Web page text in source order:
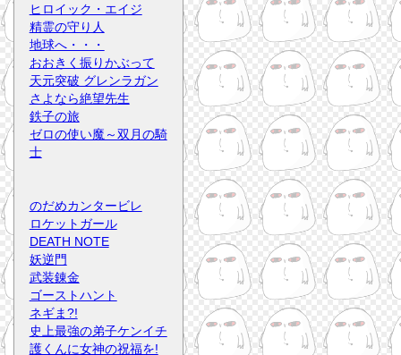
ヒロイック・エイジ
精霊の守り人
地球へ・・・
おおきく振りかぶって
天元突破 グレンラガン
さよなら絶望先生
鉄子の旅
ゼロの使い魔～双月の騎
士
のだめカンタービレ
ロケットガール
DEATH NOTE
妖逆門
武装錬金
ゴーストハント
ネギま?!
史上最強の弟子ケンイチ
護くんに女神の祝福を!